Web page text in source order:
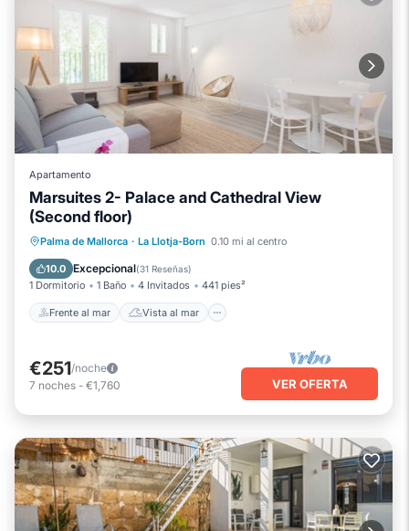
Apartamento
Marsuites 2- Palace and Cathedral View
(Second floor)
Palma de Mallorca · La Llotja-Born 0.10 mi al centro
10.0 Excepcional(31 Reseñas)
1 Dormitorio 1 Baño 4 Invitados 441 pies²
Frente al mar Vista al mar
Frente al mar
Vista al mar
Balcón/Terraza
€251/noche
7 noches - €1,760 VER OFERTA